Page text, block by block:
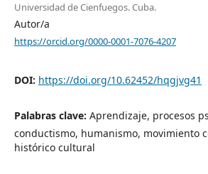
Universidad de Cienfuegos. Cuba.
Autor/a
https://orcid.org/0000-0001-7076-4207
DOI: https://doi.org/10.62452/hqgjvg41
Palabras clave: Aprendizaje, procesos
conductismo, humanismo, movimiento
histórico cultural